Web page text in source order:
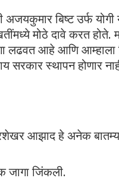
बिष्ट उर्फ योगी
मोठे दावे करत
लढवत आहे आणि
सरकार स्थापन होणार
आझाद हे अनेक
जागा जिंकली.